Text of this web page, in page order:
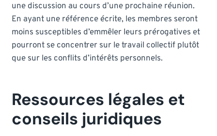
une discussion au cours d’une prochaine réunion.
En ayant une référence écrite, les membres seront
moins susceptibles d’emmêler leurs prérogatives et
pourront se concentrer sur le travail collectif plutôt
que sur les conflits d’intérêts personnels.
Ressources légales et
conseils juridiques